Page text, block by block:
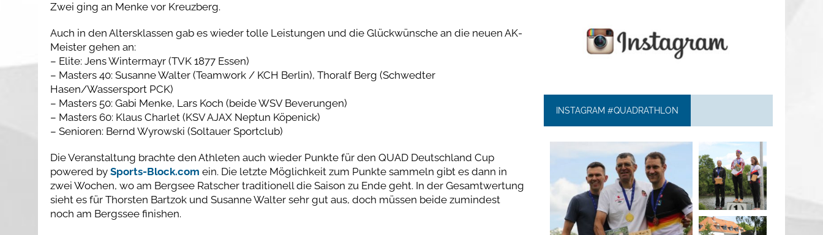
Zwei ging an Menke vor Kreuzberg.
Auch in den Altersklassen gab es wieder tolle Leistungen und die Glückwünsche an die neuen AK-
Meister gehen an:
– Elite: Jens Wintermayr (TVK 1877 Essen)
– Masters 40: Susanne Walter (Teamwork / KCH Berlin), Thoralf Berg (Schwedter
Hasen/Wassersport PCK)
– Masters 50: Gabi Menke, Lars Koch (beide WSV Beverungen)
– Masters 60: Klaus Charlet (KSV AJAX Neptun Köpenick)
– Senioren: Bernd Wyrowski (Soltauer Sportclub)
Die Veranstaltung brachte den Athleten auch wieder Punkte für den QUAD Deutschland Cup
powered by Sports-Block.com ein. Die letzte Möglichkeit zum Punkte sammeln gibt es dann in
zwei Wochen, wo am Bergsee Ratscher traditionell die Saison zu Ende geht. In der Gesamtwertung
sieht es für Thorsten Bartzok und Susanne Walter sehr gut aus, doch müssen beide zumindest
noch am Bergssee finishen.
INSTAGRAM #QUADRATHLON
May 26
quadrathlon